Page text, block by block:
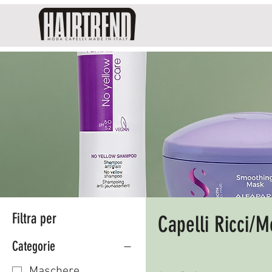
Filtra per
Categorie
Capelli Ricci/